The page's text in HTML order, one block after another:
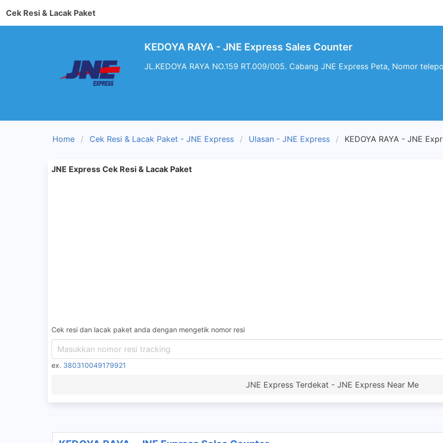
Cek Resi & Lacak Paket
KEDOYA RAYA - JNE Express Sales Counter
JL.KEDOYA RAYA NO.159 RT.009/005. Cabang JNE Express Peta, Nomor
Home Cek Resi & Lacak Paket - JNE Express Ulasan - JNE Express KEDOYA RAYA - JNE
JNE Express Cek Resi & Lacak Paket
Cek resi dan lacak paket anda dengan mengetik nomor resi
ex. 380310049179921
JNE Express Terdekat - JNE Express Near Me